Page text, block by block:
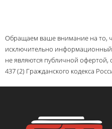
Обращаем ваше внимание на то,
исключительно информационный
не являются публичной
437 (2) Гражданского кодекса